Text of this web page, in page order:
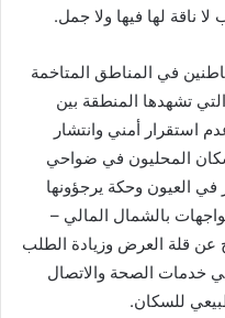
ناقة لها فيها ولا جمل.
في المناطق المتاخمة
تشهدها المنطقة بين
استقرار أمني وانتشار
المحليون في ضواحي
في العيون وحكة يرجؤونها
بالشمال المالي –
عن قلة العرض وزيادة الطلب
خدمات الصحة والاتصال
للسكان.